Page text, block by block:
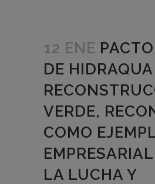
12 ENE
DE
VERDE,
COMO
LA LUCHA Y